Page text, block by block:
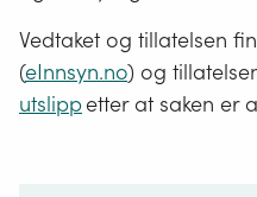
Vedtaket og tillatelsen
(eInnsyn.no) og
utslippetter at saken er